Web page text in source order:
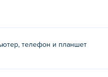
телефон и планшет